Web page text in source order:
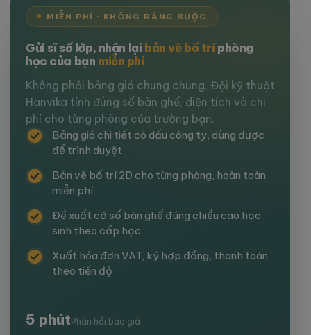
MIỄN PHÍ · KHÔNG RÀNG BUỘC
Gửi sĩ số lớp, nhận lại bản vẽ bố tríphòng
học của bạn miễn phí
Không phải bảng giá chung chung. Đội kỹ thuật
Hanvika tính đúng số bàn ghế, diện tích và chi
phí cho từng phòng của trường bạn.
Bảng giá chi tiết có dấu công ty, dùng được
để trình duyệt
Bản vẽ bố trí 2D cho từng phòng, hoàn toàn
miễn phí
Đề xuất cỡ số bàn ghế đúng chiều cao học
sinh theo cấp học
Xuất hóa đơn VAT, ký hợp đồng, thanh toán
theo tiến độ
5 phútPhản hồi báo giá